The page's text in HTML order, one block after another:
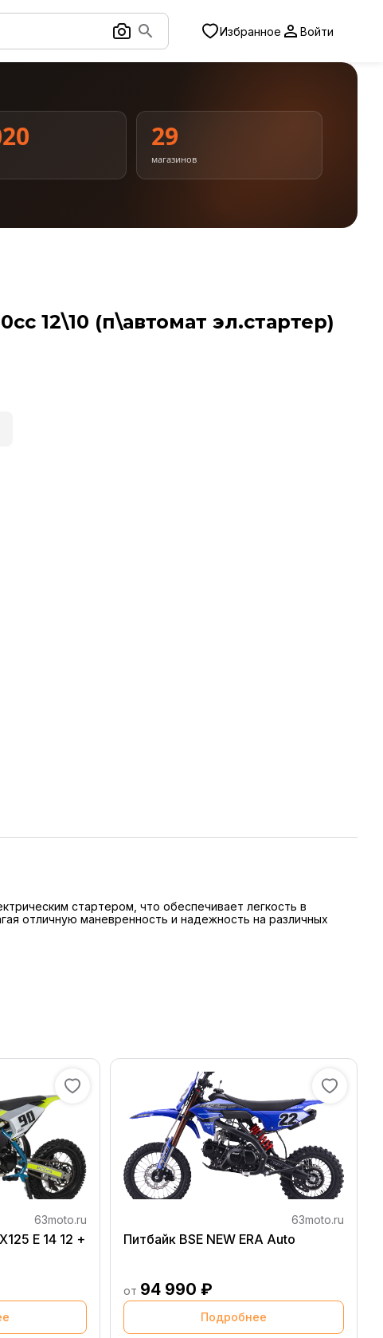
Избранное Войти
29
магазинов
12\10 (п\автомат эл.стартер)
стартером, что обеспечивает легкость в
отличную маневренность и надежность на различных
63moto.ru
E 14 12 +
63moto.ru
Питбайк BSE NEW ERA Auto
от 94 990 ₽
Подробнее